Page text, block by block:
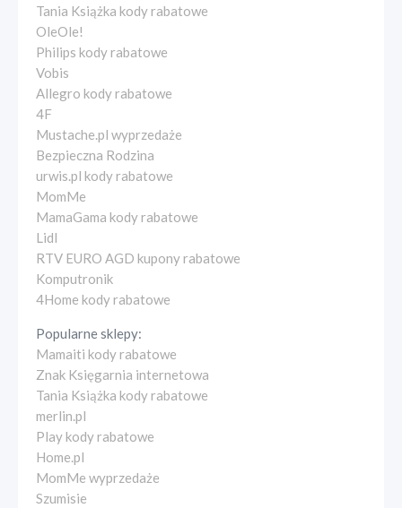
Tania Książka kody rabatowe
OleOle!
Philips kody rabatowe
Vobis
Allegro kody rabatowe
4F
Mustache.pl wyprzedaże
Bezpieczna Rodzina
urwis.pl kody rabatowe
MomMe
MamaGama kody rabatowe
Lidl
RTV EURO AGD kupony rabatowe
Komputronik
4Home kody rabatowe
Popularne sklepy:
Mamaiti kody rabatowe
Znak Księgarnia internetowa
Tania Książka kody rabatowe
merlin.pl
Play kody rabatowe
Home.pl
MomMe wyprzedaże
Szumisie